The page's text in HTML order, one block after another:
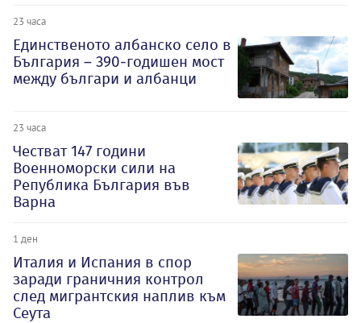
23 часа
Единственото албанско село в
България – 390-годишен мост
между българи и албанци
23 часа
Честват 147 години
Военноморски сили на
Република България във
Варна
1 ден
Италия и Испания в спор
заради граничния контрол
след мигрантския наплив към
Сеута